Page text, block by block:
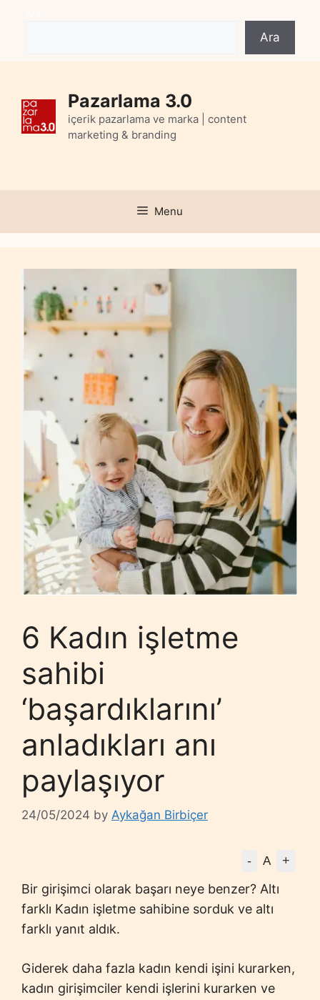
Ara
Pazarlama 3.0
içerik pazarlama ve marka | content
marketing & branding
Menu
6 Kadın işletme
sahibi
‘başardıklarını’
anladıkları anı
paylaşıyor
24/05/2024 by Aykağan Birbiçer
- A +
Bir girişimci olarak başarı neye benzer? Altı
farklı Kadın işletme sahibine sorduk ve altı
farklı yanıt aldık.
Giderek daha fazla kadın kendi işini kurarken,
kadın girişimciler kendi işlerini kurarken ve